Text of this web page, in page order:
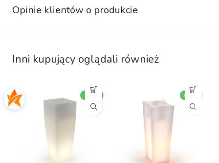
Opinie klientów o produkcie
Inni kupujący oglądali również